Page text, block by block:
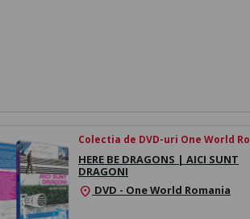
Colectia de DVD-uri One World Ro
HERE BE DRAGONS | AICI SUNT
DRAGONI
location_on DVD - One World Romania